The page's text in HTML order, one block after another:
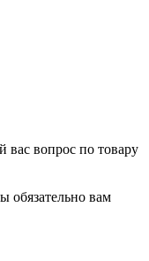
вопрос по товару
обязательно вам